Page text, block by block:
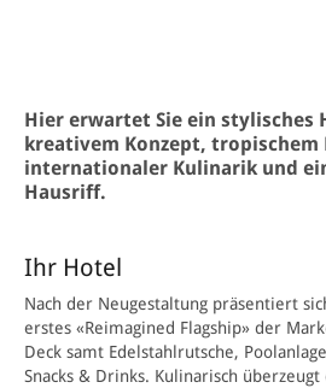
Hier erwartet Sie ein stylisches
kreativem Konzept, tropischem
internationaler Kulinarik und
Hausriff.
Ihr Hotel
Nach der Neugestaltung präsentiert
erstes «Reimagined Flagship» der
Deck samt Edelstahlrutsche,
Snacks & Drinks. Kulinarisch überzeugt